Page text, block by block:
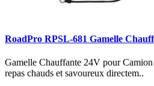
RoadPro RPSL-681 Gamelle
Gamelle Chauffante 24V pour
repas chauds et savoureux directem..